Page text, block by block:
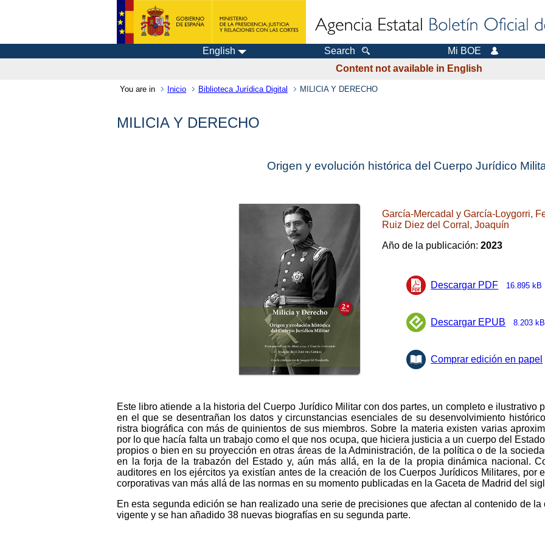
English Search Mi BOE
Content not available in English
You are in Inicio Biblioteca Jurídica Digital MILICIA Y DERECHO
MILICIA Y DERECHO
Origen y evolución histórica del Cuerpo Jurídico
García-Mercadal y García-Loygorri,
Ruiz Diez del Corral, Joaquín
Año de la publicación:2023
Descargar PDF 16.895 kB
Descargar EPUB 8.203 kB
Comprar edición en papel
Este libro atiende a la historia del Cuerpo Jurídico Militar con dos partes, un completo e ilustrativo
en el que se desentrañan los datos y circunstancias esenciales de su desenvolvimiento
ristra biográfica con más de quinientos de sus miembros. Sobre la materia existen varias
por lo que hacía falta un trabajo como el que nos ocupa, que hiciera justicia a un cuerpo del
propios o bien en su proyección en otras áreas de la Administración, de la política o de la
en la forja de la trabazón del Estado y, aún más allá, en la de la propia dinámica nacional.
auditores en los ejércitos ya existían antes de la creación de los Cuerpos Jurídicos Militares, por
corporativas van más allá de las normas en su momento publicadas en la Gaceta de Madrid del
En esta segunda edición se han realizado una serie de precisiones que afectan al contenido de
vigente y se han añadido 38 nuevas biografías en su segunda parte.